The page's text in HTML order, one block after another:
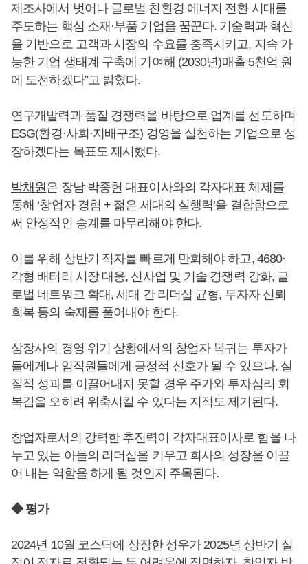
제조사에서 벗어나 글로벌 친환경 에너지 전환 시대를
주도하는 핵심 소재·부품 기업을 꿈꾼다. 기술력과 혁신
을 기반으로 고객과 시장의 수요를 충족시키고, 지속 가
능한 기업 생태계 구축에 기여해 (2030년)매출 5천억 원
에 도전하겠다”고 밝혔다.
연구개발력과 품질 경쟁력을 바탕으로 업계를 선도하며
ESG(환경·사회·지배구조) 경영을 실천하는 기업으로 성
장하겠다는 목표도 제시했다.
박채원은 장남 박종헌 대표이사와의 각자대표 체제를
통해 ‘창업자 경험 + 젊은 세대의 실행력’을 결합함으로
써 안정적인 승계를 마무리해야 한다.
이를 위해 상반기 적자를 빠르게 만회해야 하고, 4680·
각형 배터리 시장 대응, 신사업 및 기술 경쟁력 강화, 글
로벌 네트워크 확대, 세대 간 리더십 균형, 투자자 신뢰
회복 등의 숙제를 풀어내야 한다.
상장사의 경영 위기 상황에서의 창업자 복귀는 투자가
들에게나 임직원들에게 긍정적 신호가 될 수 있으나, 실
질적 성과를 이끌어내지 못할 경우 주가와 투자심리 회
복감을 오히려 위축시킬 수 있다는 지적도 제기된다.
창업자로서의 강력한 추진력이 각자대표이사로 힘을 나
누고 있는 아들의 리더십을 키우고 회사의 성장을 이끌
어 내는 역할을 하게 될 것인지 주목된다.
◆ 평가
2024년 10월 코스닥에 상장한 성우가 2025년 상반기 실